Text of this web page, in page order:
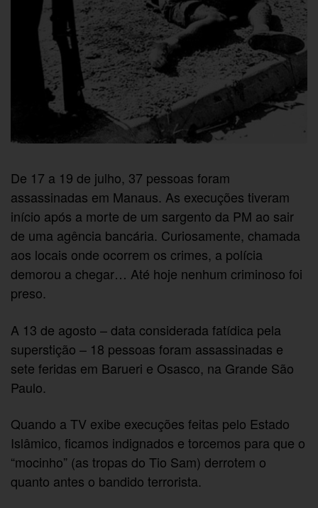
De 17 a 19 de julho, 37 pessoas foram
assassinadas em Manaus. As execuções tiveram
início após a morte de um sargento da PM ao sair
de uma agência bancária. Curiosamente, chamada
aos locais onde ocorrem os crimes, a polícia
demorou a chegar… Até hoje nenhum criminoso foi
preso.
A 13 de agosto – data considerada fatídica pela
superstição – 18 pessoas foram assassinadas e
sete feridas em Barueri e Osasco, na Grande São
Paulo.
Quando a TV exibe execuções feitas pelo Estado
Islâmico, ficamos indignados e torcemos para que o
“mocinho” (as tropas do Tio Sam) derrotem o
quanto antes o bandido terrorista.